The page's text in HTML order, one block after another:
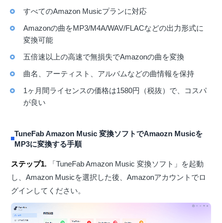
すべてのAmazon Musicプランに対応
Amazonの曲をMP3/M4A/WAV/FLACなどの出力形式に
変換可能
五倍速以上の高速で無損失でAmazonの曲を変換
曲名、アーティスト、アルバムなどの曲情報を保持
1ヶ月間ライセンスの価格は1580円（税抜）で、コスパ
が良い
TuneFab Amazon Music 変換ソフトでAmaozn Musicを
MP3に変換する手順
ステップ1. 「TuneFab Amazon Music 変換ソフト」を起動
し、Amazon Musicを選択した後、Amazonアカウントでロ
グインしてください。